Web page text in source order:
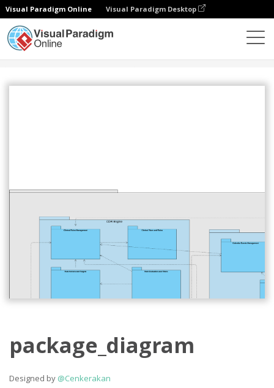
Visual Paradigm Online Visual Paradigm Desktop
package_diagram
Designed by @Cenkerakan